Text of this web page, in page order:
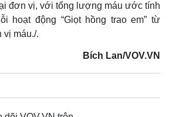
đơn vị, với tổng lượng máu ước tính
hoạt động “Giọt hồng trao em” từ
vị máu./.
Bích Lan/VOV.VN